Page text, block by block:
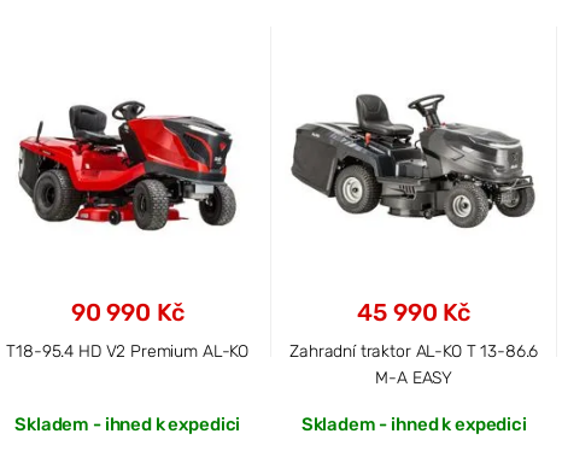
90 990 Kč
T18-95.4 HD V2 Premium AL-KO
Skladem - ihned k expedici
45 990 Kč
Zahradní traktor AL-KO T 13-86.6
M-A EASY
Skladem - ihned k expedici